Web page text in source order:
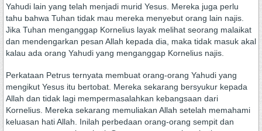
Yahudi lain yang telah menjadi murid Yesus. Mereka juga perlu
tahu bahwa Tuhan tidak mau mereka menyebut orang lain najis.
Jika Tuhan menganggap Kornelius layak melihat seorang malaikat
dan mendengarkan pesan Allah kepada dia, maka tidak masuk akal
kalau ada orang Yahudi yang menganggap Kornelius najis.
Perkataan Petrus ternyata membuat orang-orang Yahudi yang
mengikut Yesus itu bertobat. Mereka sekarang bersyukur kepada
Allah dan tidak lagi mempermasalahkan kebangsaan dari
Kornelius. Mereka sekarang memuliakan Allah setelah memahami
keluasan hati Allah. Inilah perbedaan orang-orang sempit dan